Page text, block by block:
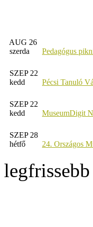
AUG 26
szerda
Pedagógus
SZEP 22
kedd
Pécsi Tanuló
SZEP 22
kedd
MuseumDigit
SZEP 28
hétfő
24. Országos